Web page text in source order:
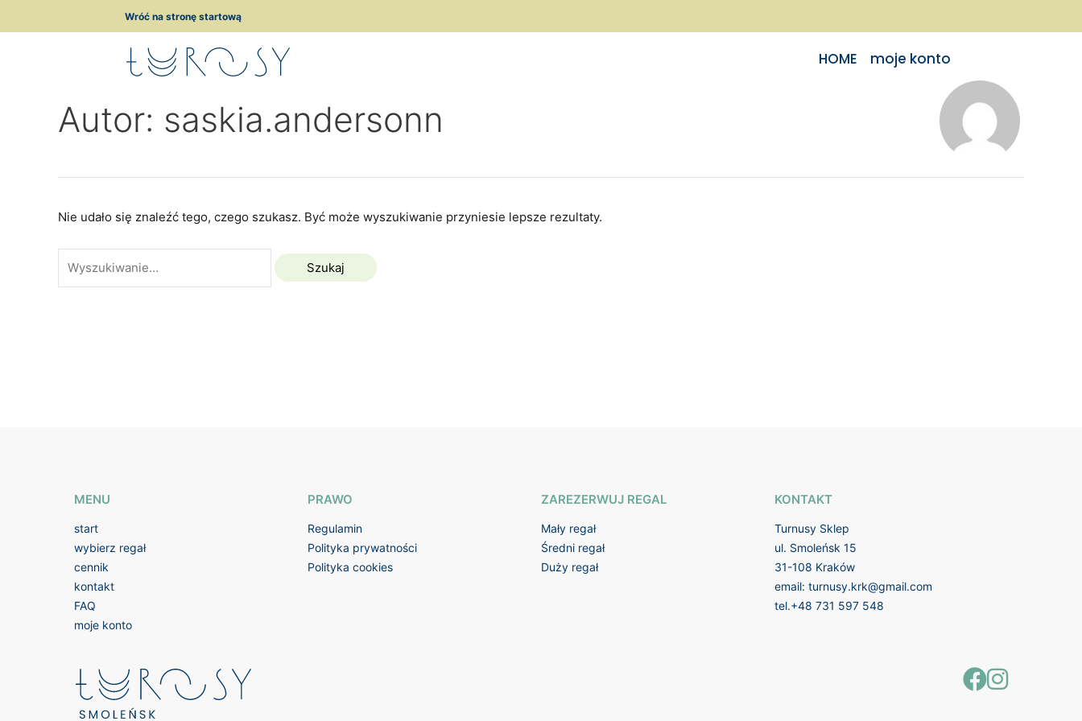
Wróć na stronę startową
HOME moje konto
Autor: saskia.andersonn
Nie udało się znaleźć tego, czego szukasz. Być może wyszukiwanie przyniesie lepsze rezultaty.
MENU
start
wybierz regał
cennik
kontakt
FAQ
moje konto
PRAWO
Regulamin
Polityka prywatności
Polityka cookies
ZAREZERWUJ REGAL
Mały regał
Średni regał
Duży regał
KONTAKT
Turnusy Sklep
ul. Smoleńsk 15
31-108 Kraków
email: turnusy.krk@gmail.com
tel.+48 731 597 548